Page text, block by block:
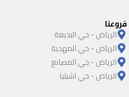
فروعنا
الرياض - حي البديعة
الرياض - حي المهدية
الرياض - حي المصانع
الرياض - حي اشبليا